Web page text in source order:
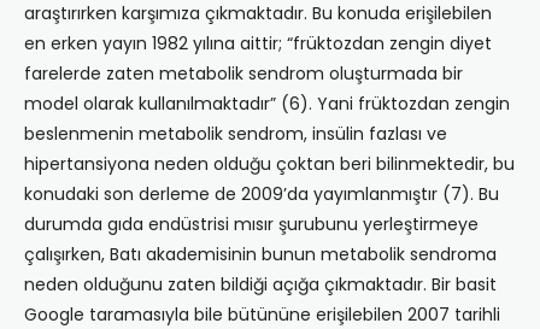
araştırırken karşımıza çıkmaktadır. Bu konuda erişilebilen
en erken yayın 1982 yılına aittir; “früktozdan zengin diyet
farelerde zaten metabolik sendrom oluşturmada bir
model olarak kullanılmaktadır” (6). Yani früktozdan zengin
beslenmenin metabolik sendrom, insülin fazlası ve
hipertansiyona neden olduğu çoktan beri bilinmektedir, bu
konudaki son derleme de 2009’da yayımlanmıştır (7). Bu
durumda gıda endüstrisi mısır şurubunu yerleştirmeye
çalışırken, Batı akademisinin bunun metabolik sendroma
neden olduğunu zaten bildiği açığa çıkmaktadır. Bir basit
Google taramasıyla bile bütününe erişilebilen 2007 tarihli